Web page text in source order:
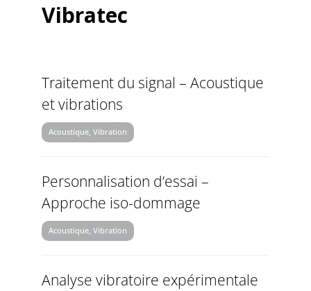
Vibratec
Traitement du signal – Acoustique
et vibrations
Acoustique, Vibration
Personnalisation d’essai –
Approche iso-dommage
Acoustique, Vibration
Analyse vibratoire expérimentale